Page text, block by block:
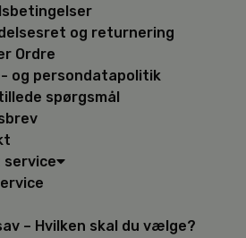
og returnering
Ordre
og persondatapolitik
spørgsmål
– Hvilken skal du vælge?